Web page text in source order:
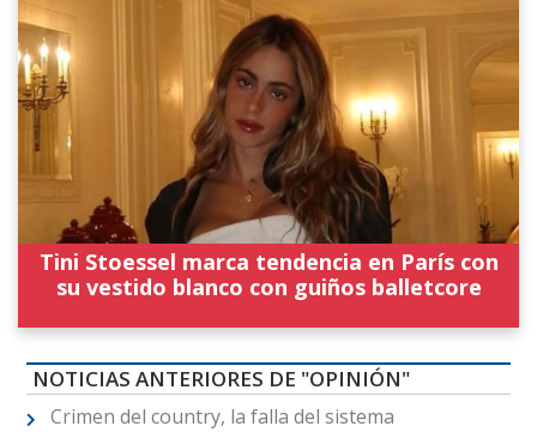
Tini Stoessel marca tendencia en París con
su vestido blanco con guiños balletcore
NOTICIAS ANTERIORES DE "OPINIÓN"
Crimen del country, la falla del sistema